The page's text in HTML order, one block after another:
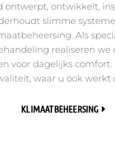
ontwerpt, ontwikkelt,
slimme
Als
realiseren we
voor dagelijks
waar u ook werkt
KLIMAATBEHEERSING